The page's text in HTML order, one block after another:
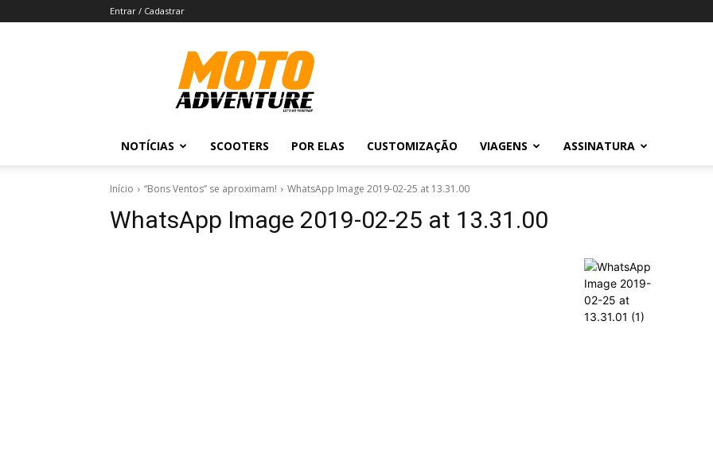
Entrar / Cadastrar
Revista
Moto
Adventure
NOTÍCIAS SCOOTERS POR ELAS CUSTOMIZAÇÃO VIAGENS ASSINATURA
Início “Bons Ventos” se aproximam! WhatsApp Image 2019-02-25 at 13.31.00
WhatsApp Image 2019-02-25 at 13.31.00